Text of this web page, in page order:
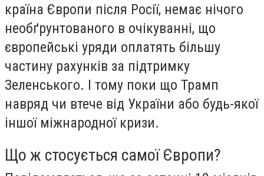
країна Європи після Росії, немає нічого
необґрунтованого в очікуванні, що
європейські уряди оплатять більшу
частину рахунків за підтримку
Зеленського. І тому поки що Трамп
навряд чи втече від України або будь-якої
іншої міжнародної кризи.
Що ж стосується самої Європи?